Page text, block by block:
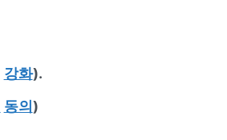
강화).
동의)